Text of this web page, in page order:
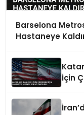
Barselona
Hastaneye
İçin